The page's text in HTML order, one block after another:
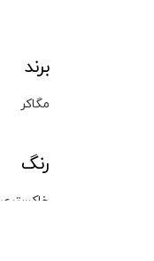
برند
مگاکر
رنگ
خاکستری